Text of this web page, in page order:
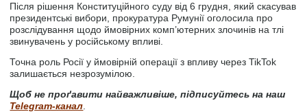
Після рішення Конституційного суду від 6 грудня, який скасував
президентські вибори, прокуратура Румунії оголосила про
розслідування щодо ймовірних комп’ютерних злочинів на тлі
звинувачень у російському впливі.
Точна роль Росії у ймовірній операції з впливу через TikTok
залишається незрозумілою.
Щоб не проґавити найважливіше, підписуйтесь на наш
Telegram-канал